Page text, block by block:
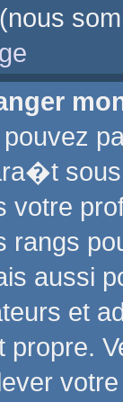
votre
rangs
aussi
et